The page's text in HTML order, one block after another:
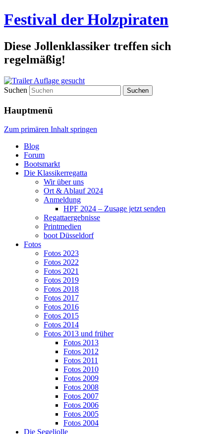
Festival der Holzpiraten
Diese Jollenklassiker treffen sich
regelmäßig!
Suchen
Hauptmenü
Zum primären Inhalt springen
Blog
Forum
Bootsmarkt
Die Klassikerregatta
Wir über uns
Ort & Ablauf 2024
Anmeldung
HPF 2024 – Zusage jetzt senden
Regattaergebnisse
Printmedien
boot Düsseldorf
Fotos
Fotos 2023
Fotos 2022
Fotos 2021
Fotos 2019
Fotos 2018
Fotos 2017
Fotos 2016
Fotos 2015
Fotos 2014
Fotos 2013 und früher
Fotos 2013
Fotos 2012
Fotos 2011
Fotos 2010
Fotos 2009
Fotos 2008
Fotos 2007
Fotos 2006
Fotos 2005
Fotos 2004
Die Segeljolle